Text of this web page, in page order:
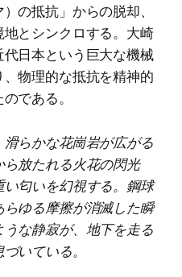
の抵抗」からの脱却、
とシンクロする。大崎
日本という巨大な機械
物理的な抵抗を精神的
である。
らかな花崗岩が広がる
放たれる火花の閃光
匂いを幻視する。鋼球
ゆる摩擦が消滅した瞬
な静寂が、地下を走る
いている。